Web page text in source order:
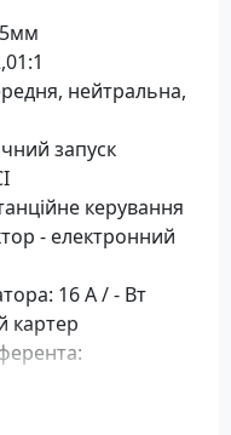
нейтральна,
запуск
керування
- електронний
16 A / - Вт
картер
вал з